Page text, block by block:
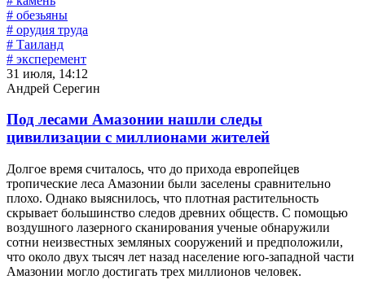
# обезьяны
# орудия труда
# Таиланд
# эксперемент
31 июля, 14:12
Андрей Серегин
Под лесами Амазонии нашли следы
цивилизации с миллионами жителей
Долгое время считалось, что до прихода европейцев
тропические леса Амазонии были заселены сравнительно
плохо. Однако выяснилось, что плотная растительность
скрывает большинство следов древних обществ. С помощью
воздушного лазерного сканирования ученые обнаружили
сотни неизвестных земляных сооружений и предположили,
что около двух тысяч лет назад население юго-западной части
Амазонии могло достигать трех миллионов человек.